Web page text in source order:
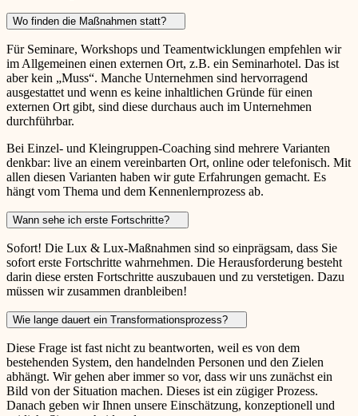
Wo finden die Maßnahmen statt?
Für Seminare, Workshops und Teamentwicklungen empfehlen wir
im Allgemeinen einen externen Ort, z.B. ein Seminarhotel. Das ist
aber kein „Muss“. Manche Unternehmen sind hervorragend
ausgestattet und wenn es keine inhaltlichen Gründe für einen
externen Ort gibt, sind diese durchaus auch im Unternehmen
durchführbar.
Bei Einzel- und Kleingruppen-Coaching sind mehrere Varianten
denkbar: live an einem vereinbarten Ort, online oder telefonisch. Mit
allen diesen Varianten haben wir gute Erfahrungen gemacht. Es
hängt vom Thema und dem Kennenlernprozess ab.
Wann sehe ich erste Fortschritte?
Sofort! Die Lux & Lux-Maßnahmen sind so einprägsam, dass Sie
sofort erste Fortschritte wahrnehmen. Die Herausforderung besteht
darin diese ersten Fortschritte auszubauen und zu verstetigen. Dazu
müssen wir zusammen dranbleiben!
Wie lange dauert ein Transformationsprozess?
Diese Frage ist fast nicht zu beantworten, weil es von dem
bestehenden System, den handelnden Personen und den Zielen
abhängt. Wir gehen aber immer so vor, dass wir uns zunächst ein
Bild von der Situation machen. Dieses ist ein zügiger Prozess.
Danach geben wir Ihnen unsere Einschätzung, konzeptionell und